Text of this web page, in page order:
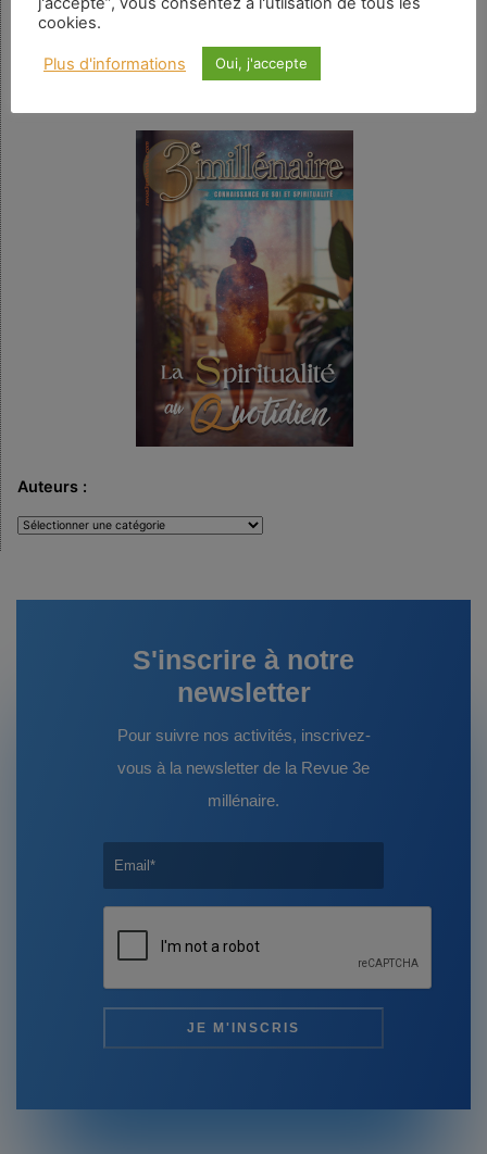
Numéro en cours
Auteurs :
Auteurs
:
S'inscrire à notre
newsletter
Pour suivre nos activités, inscrivez-
vous à la newsletter de la Revue 3e
millénaire.
cookies.
Plus d'informations Oui, j'accepte